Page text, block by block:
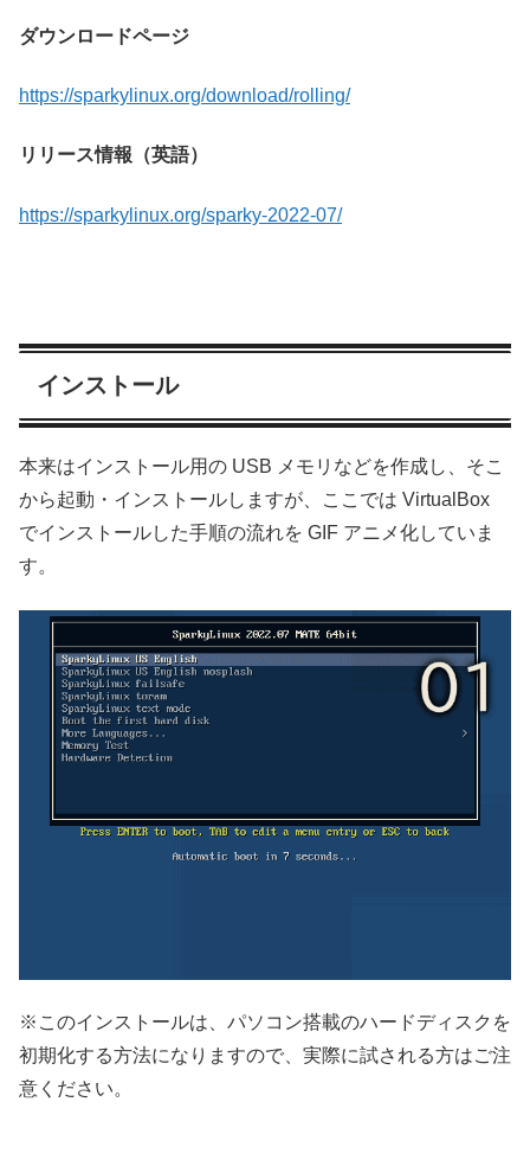
ダウンロードページ
https://sparkylinux.org/download/rolling/
リリース情報（英語）
https://sparkylinux.org/sparky-2022-07/
インストール
本来はインストール用の USB メモリなどを作成し、そこ
から起動・インストールしますが、ここでは VirtualBox
でインストールした手順の流れを GIF アニメ化していま
す。
※このインストールは、パソコン搭載のハードディスクを
初期化する方法になりますので、実際に試される方はご注
意ください。